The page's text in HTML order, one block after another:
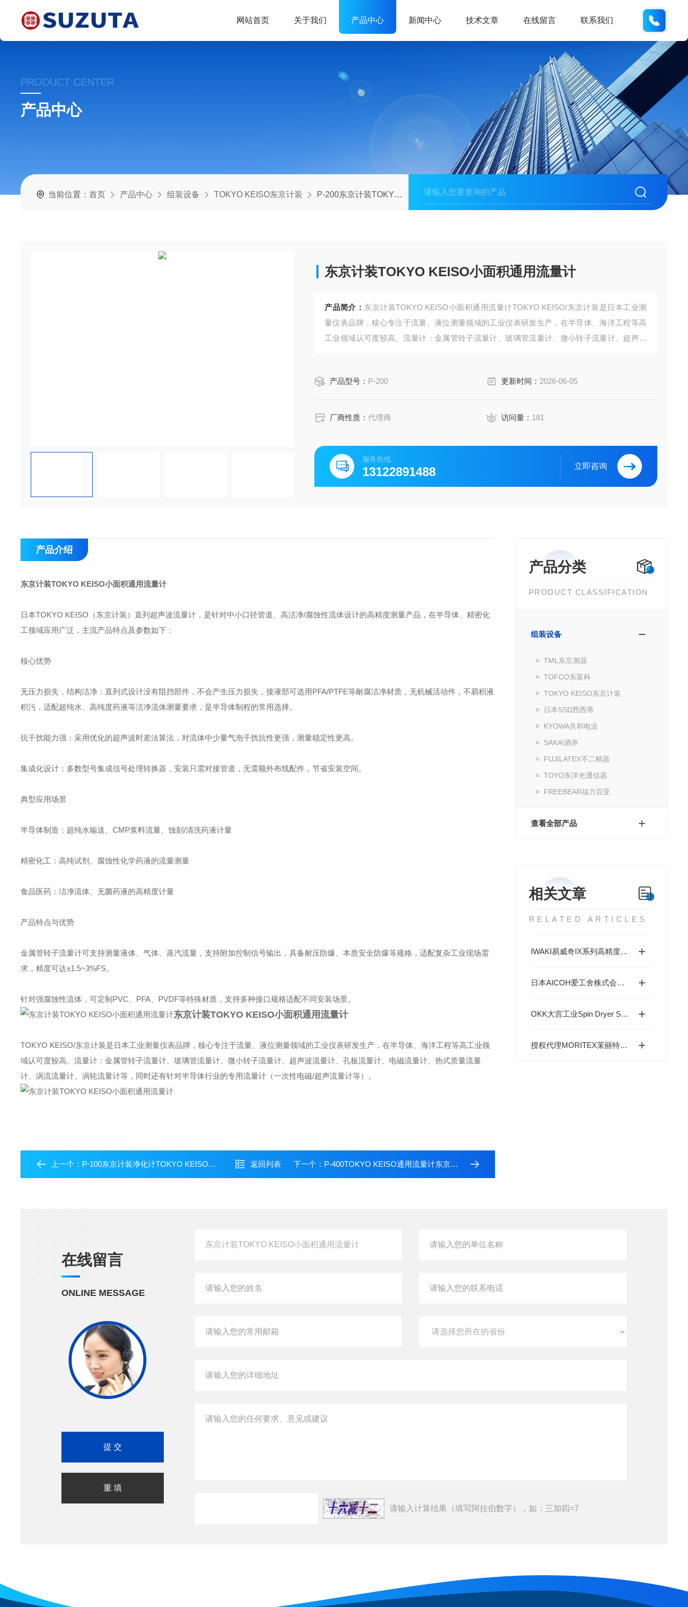
网站首页 关于我们 产品中心 新闻中心 技术文章 在线留言 联系我们
PRODUCT CENTER
产品中心
当前位置：首页 产品中心 组装设备 TOKYO KEISO东京计装 P-200东京计装TOKYO KEISO小面积通用流量计
东京计装TOKYO KEISO小面积通用流量计
产品简介： 东京计装TOKYO KEISO小面积通用流量计TOKYO KEISO/东京计装‌是日本工业测
量仪表品牌，核心专注于流量、液位测量领域的工业仪表研发生产，在半导体、海洋工程等高
工业领域认可度较高。流量计：金属管转子流量计、玻璃管流量计、微小转子流量计、超声波
产品型号： P-200 更新时间： 2026-06-05
厂商性质：代理商 访问量： 181
服务热线
13122891488 立即咨询
产品分类
PRODUCT CLASSIFICATION
组装设备
TML东京测器
TOFCO东富科
TOKYO KEISO东京计装
日本SSD西西蒂
KYOWA共和电业
SAKAI酒井
FUJILATEX不二精器
TOYO东洋光通信器
FREEBEAR福力百亚
查看全部产品
相关文章
RELATED ARTICLES
IWAKI易威奇IX系列高精度定量泵-可输送粘性液体计量泵
日本AICOH爱工舍株式会社特殊立式搅拌机ACM全系列介绍
OKK大宫工业Spin Dryer SPD系列深度剖析
授权代理MORITEX茉丽特工业镜头、工业光源、视觉系统
产品介绍
东京计装TOKYO KEISO小面积通用流量计
日本‌TOKYO KEISO（东京计装）直列超声波流量计‌，是针对中小口径管道、高洁净/腐蚀性流体设计的高精度测量产品，在半导体、精密化
工领域应用广泛，主流产品特点及参数如下：
核心优势
‌无压力损失，结构洁净‌：直列式设计没有阻挡部件，不会产生压力损失，接液部可选用PFA/PTFE等耐腐洁净材质，无机械活动件，不易积液
积污，适配超纯水、高纯度药液等洁净流体测量要求，是半导体制程的常用选择。
‌抗干扰能力强‌：采用优化的超声波时差法算法，对流体中少量气泡干扰抗性更强，测量稳定性更高。
‌集成化设计‌：多数型号集成信号处理转换器，安装只需对接管道，无需额外布线配件，节省安装空间。
典型应用场景
半导体制造：超纯水输送、CMP浆料流量、蚀刻/清洗药液计量
精密化工：高纯试剂、腐蚀性化学药液的流量测量
食品医药：洁净流体、无菌药液的高精度计量
产品特点与优势
金属管转子流量计可支持测量液体、气体、蒸汽流量，支持附加控制信号输出，具备耐压防爆、本质安全防爆等规格，适配复杂工业现场需
求，精度可达±1.5~3%FS。
针对强腐蚀性流体，可定制PVC、PFA、PVDF等特殊材质，支持多种接口规格适配不同安装场景。
东京计装TOKYO KEISO小面积通用流量计
TOKYO KEISO/东京计装‌是日本工业测量仪表品牌，核心专注于流量、液位测量领域的工业仪表研发生产，在半导体、海洋工程等高工业领
域认可度较高。流量计：金属管转子流量计、玻璃管流量计、微小转子流量计、超声波流量计、孔板流量计、电磁流量计、热式质量流量
计、涡流流量计、涡轮流量计等，同时还有针对半导体行业的专用流量计（一次性电磁/超声流量计等）。
上一个： P-100东京计装净化计TOKYO KEISO通用面积流量计 返回列表 下一个： P-400TOKYO KEISO通用流量计东京计装玻璃净化计
在线留言
ONLINE MESSAGE
请输入计算结果（填写阿拉伯数字），如：三加四=7